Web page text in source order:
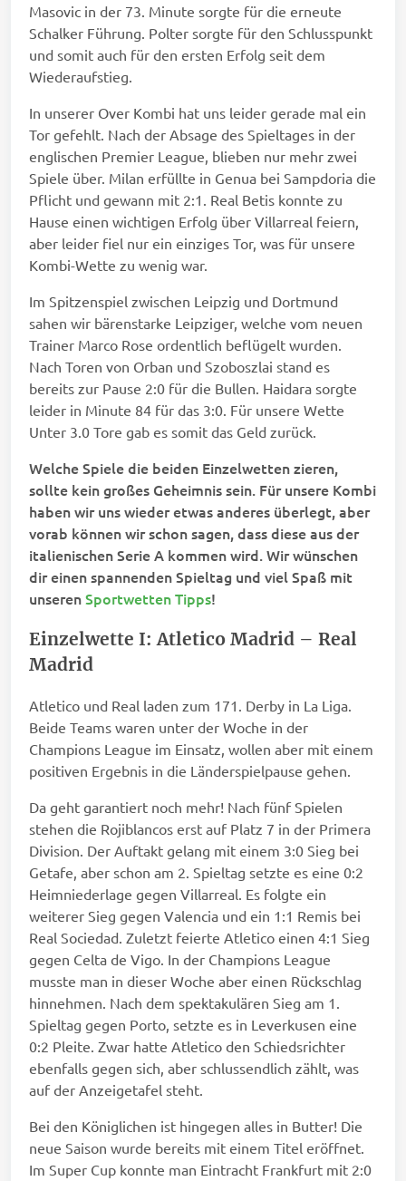
Masovic in der 73. Minute sorgte für die erneute
Schalker Führung. Polter sorgte für den Schlusspunkt
und somit auch für den ersten Erfolg seit dem
Wiederaufstieg.
In unserer Over Kombi hat uns leider gerade mal ein
Tor gefehlt. Nach der Absage des Spieltages in der
englischen Premier League, blieben nur mehr zwei
Spiele über. Milan erfüllte in Genua bei Sampdoria die
Pflicht und gewann mit 2:1. Real Betis konnte zu
Hause einen wichtigen Erfolg über Villarreal feiern,
aber leider fiel nur ein einziges Tor, was für unsere
Kombi-Wette zu wenig war.
Im Spitzenspiel zwischen Leipzig und Dortmund
sahen wir bärenstarke Leipziger, welche vom neuen
Trainer Marco Rose ordentlich beflügelt wurden.
Nach Toren von Orban und Szoboszlai stand es
bereits zur Pause 2:0 für die Bullen. Haidara sorgte
leider in Minute 84 für das 3:0. Für unsere Wette
Unter 3.0 Tore gab es somit das Geld zurück.
Welche Spiele die beiden Einzelwetten zieren,
sollte kein großes Geheimnis sein. Für unsere Kombi
haben wir uns wieder etwas anderes überlegt, aber
vorab können wir schon sagen, dass diese aus der
italienischen Serie A kommen wird. Wir wünschen
dir einen spannenden Spieltag und viel Spaß mit
unserenSportwetten Tipps!
Einzelwette I: Atletico Madrid – Real
Madrid
Atletico und Real laden zum 171. Derby in La Liga.
Beide Teams waren unter der Woche in der
Champions League im Einsatz, wollen aber mit einem
positiven Ergebnis in die Länderspielpause gehen.
Da geht garantiert noch mehr! Nach fünf Spielen
stehen die Rojiblancos erst auf Platz 7 in der Primera
Division. Der Auftakt gelang mit einem 3:0 Sieg bei
Getafe, aber schon am 2. Spieltag setzte es eine 0:2
Heimniederlage gegen Villarreal. Es folgte ein
weiterer Sieg gegen Valencia und ein 1:1 Remis bei
Real Sociedad. Zuletzt feierte Atletico einen 4:1 Sieg
gegen Celta de Vigo. In der Champions League
musste man in dieser Woche aber einen Rückschlag
hinnehmen. Nach dem spektakulären Sieg am 1.
Spieltag gegen Porto, setzte es in Leverkusen eine
0:2 Pleite. Zwar hatte Atletico den Schiedsrichter
ebenfalls gegen sich, aber schlussendlich zählt, was
auf der Anzeigetafel steht.
Bei den Königlichen ist hingegen alles in Butter! Die
neue Saison wurde bereits mit einem Titel eröffnet.
Im Super Cup konnte man Eintracht Frankfurt mit 2:0